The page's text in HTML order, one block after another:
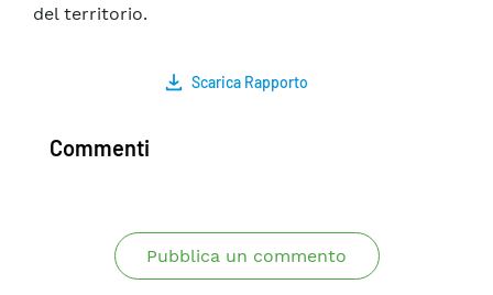
del territorio.
Scarica Rapporto
Commenti
Pubblica un commento